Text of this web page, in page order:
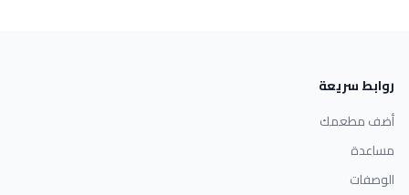
روابط سريعة
أضف مطعمك
مساعدة
الوصفات